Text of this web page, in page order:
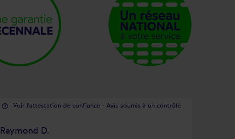
help_outline Voir l'attestation de confiance - Avis soumis à un contrôle
Raymond D.